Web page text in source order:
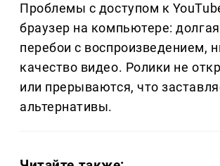
Проблемы с доступом к
браузер на компьютере: долгая
перебои с воспроизведением,
качество видео. Ролики не
или прерываются, что
альтернативы.